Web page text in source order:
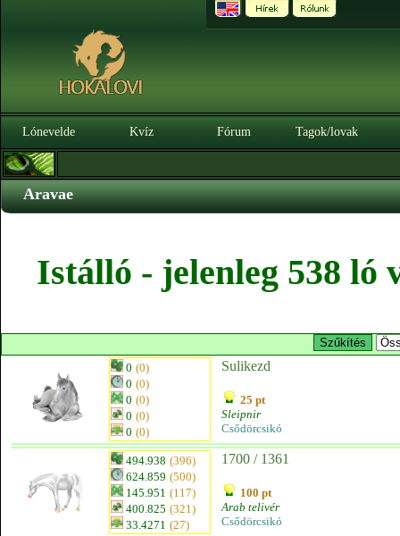
Lónevelde Kvíz Fórum Tagok/lovak
Aravae
Istálló - jelenleg 538 ló
0 (0)
0 (0)
0 (0)
0 (0)
0 (0)
Sulikezd
25 pt
Sleipnir
Csődörcsikó
494.938 (396)
624.859 (500)
145.951 (117)
400.825 (321)
33.4271 (27)
1700 / 1361
100 pt
Arab telivér
Csődörcsikó